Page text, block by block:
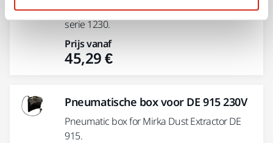
Motorkoelfilter PET voor stofafzuigers van de
serie 1230.
Prijs vanaf
45,29 €
Pneumatische box voor DE 915 230V
Pneumatic box for Mirka Dust Extractor DE
915.